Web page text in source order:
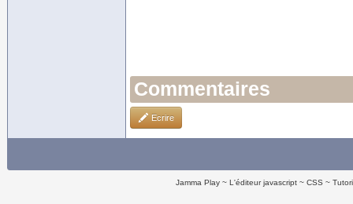
Commentaires
Ecrire
Jamma Play L'éditeur javascript CSS